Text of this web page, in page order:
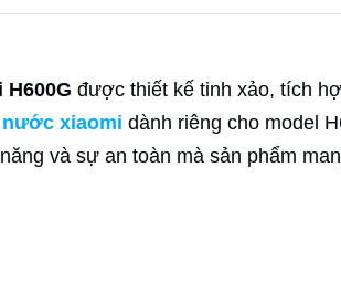
được thiết kế tinh xảo, tích
nước xiaomi dành riêng cho model
và sự an toàn mà sản phẩm